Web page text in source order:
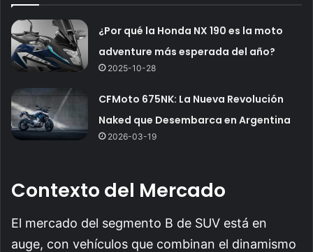
¿Por qué la Honda NX 190 es la moto
adventure más esperada del año?
2025-10-28
CFMoto 675NK: La Nueva Revolución
Naked que Desembarca en Argentina
2026-03-19
Contexto del Mercado
El mercado del segmento B de SUV está en
auge, con vehículos que combinan el dinamismo